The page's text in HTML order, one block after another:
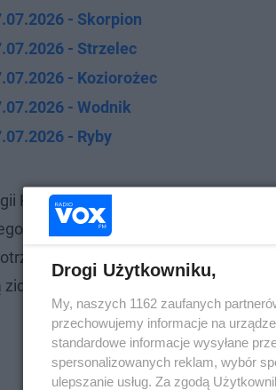
- Skorpion
- Strzelec
- Koziorożec
- Wodnik
- Ryby
Księżyca garbatego ubywającego
co już nam nie służy,
działania, ale mądrość
jedną rzecz, którą
Drogi Użytkowniku,
My, naszych 1162 zaufanych
przechowujemy informacje na
standardowe informacje wysyłane
spersonalizowanych reklam, wybór
ulepszanie usług. Za zgodą